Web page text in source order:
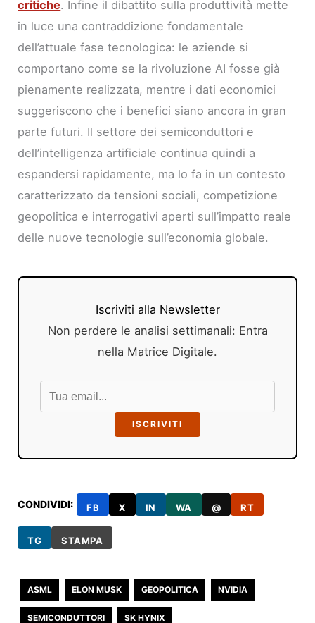
critiche. Infine il dibattito sulla produttività mette
in luce una contraddizione fondamentale
dell’attuale fase tecnologica: le aziende si
comportano come se la rivoluzione AI fosse già
pienamente realizzata, mentre i dati economici
suggeriscono che i benefici siano ancora in gran
parte futuri. Il settore dei semiconduttori e
dell’intelligenza artificiale continua quindi a
espandersi rapidamente, ma lo fa in un contesto
caratterizzato da tensioni sociali, competizione
geopolitica e interrogativi aperti sull’impatto reale
delle nuove tecnologie sull’economia globale.
Iscriviti alla Newsletter
Non perdere le analisi settimanali: Entra
nella Matrice Digitale.
ISCRIVITI
CONDIVIDI: FB X IN WA @ RT
TG STAMPA
ASML ELON MUSK GEOPOLITICA NVIDIA
SEMICONDUTTORI SK HYNIX